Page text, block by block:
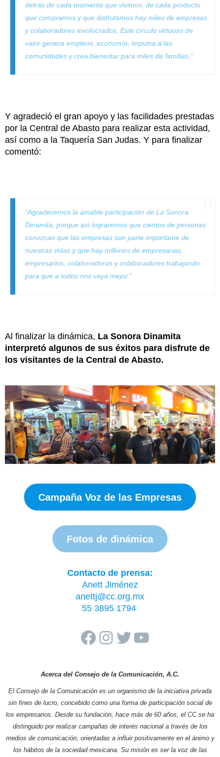
detrás de cada momento que vivimos, de cada producto
que compramos y que disfrutamos hay miles de empresas
y colaboradores involucrados. Este círculo virtuoso de
valor genera empleos, economía, impulsa a las
comunidades y crea bienestar para miles de familias.”
Y agradeció el gran apoyo y las facilidades prestadas
por la Central de Abasto para realizar esta actividad,
así como a la Taquería San Judas. Y para finalizar
comentó:
“Agradecemos la amable participación de La Sonora
Dinamita, porque así lograremos que cientos de personas
conozcan que las empresas son parte importante de
nuestras vidas y que hay millones de empresarias,
empresarios, colaboradoras y colaboradores trabajando
para que a todos nos vaya mejor.”
Al finalizar la dinámica, La Sonora Dinamita
interpretó algunos de sus éxitos para disfrute de
los visitantes de la Central de Abasto.
Campaña Voz de las Empresas
Fotos de dinámica
Contacto de prensa:
Anett Jiménez
anettj@cc.org.mx
55 3895 1794
Facebook
Instagram
Twitter
YouTube
Acerca del Consejo de la Comunicación, A.C.
El Consejo de la Comunicación es un organismo de la iniciativa privada
sin fines de lucro, concebido como una forma de participación social de
los empresarios. Desde su fundación, hace más de 60 años, el CC se ha
distinguido por realizar campañas de interés nacional a través de los
medios de comunicación, orientadas a influir positivamente en el ánimo y
los hábitos de la sociedad mexicana. Su misión es ser la voz de las